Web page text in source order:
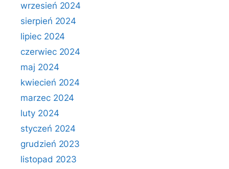
wrzesień 2024
sierpień 2024
lipiec 2024
czerwiec 2024
maj 2024
kwiecień 2024
marzec 2024
luty 2024
styczeń 2024
grudzień 2023
listopad 2023